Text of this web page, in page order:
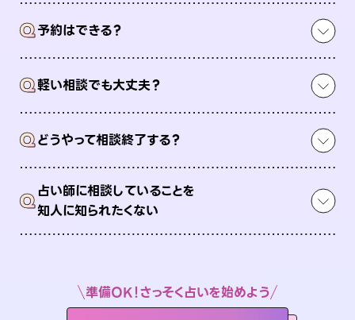
Q予約はできる？
Q軽い相談でも大丈夫？
Qどうやって相談終了する？
Q占い師に相談していることを
知人に知られたくない
準備OK！さっそく占いを始めよう